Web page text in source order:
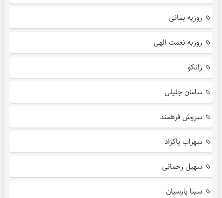
روزبه بمانی
روزبه نعمت الهی
زانکو
سامان جلیلی
سروش فرهمند
سهراب پاکزاد
سهیل رحمانی
سینا پارسیان